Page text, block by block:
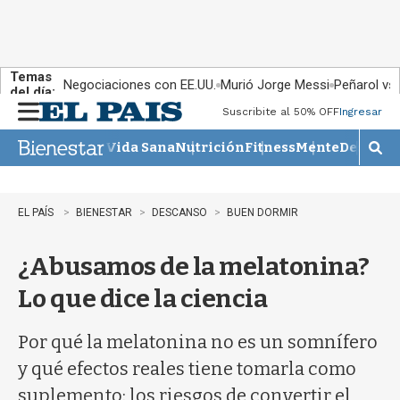
Temas
del día: Negociaciones con EE.UU. Murió Jorge Messi Peñarol
n
u
Suscribite al 50% OFFIngresar
Vida SanaNutriciónFitnessMente
M
o
u
EL PAÍS BIENESTAR DESCANSO BUEN DORMIR
¿Abusamos de la melatonina?
Lo que dice la ciencia
Por qué la melatonina no es un somnífero
y qué efectos reales tiene tomarla como
suplemento: los riesgos de convertir el